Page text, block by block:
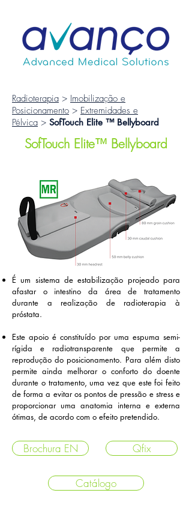
Radioterapia > Imobilização e
Posicionamento > Extremidades e
Pélvica > SofTouch Elite ™ Bellyboard
SofTouch Elite™ Bellyboard
É um sistema de estabilização projeado para
afastar o intestino da área de tratamento
durante a realização de radioterapia à
próstata.
Este apoio é constituído por uma espuma semi-
rígida e radiotransparente que permite a
reprodução do posicionamento. Para além disto
permite ainda melhorar o conforto do doente
durante o tratamento, uma vez que este foi feito
de forma a evitar os pontos de pressão e stress e
proporcionar uma anatomia interna e externa
ótimas, de acordo com o efeito pretendido.
Brochura EN Qfix
Catálogo